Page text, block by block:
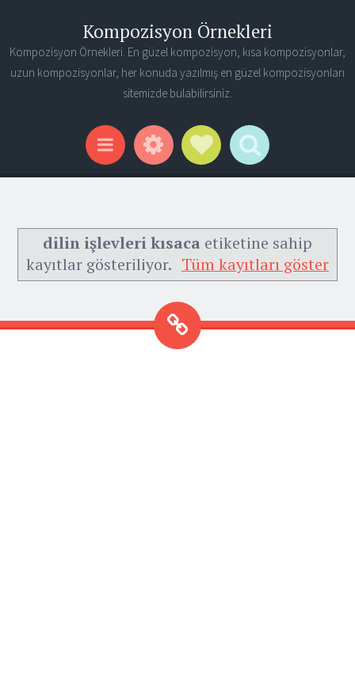
Kompozisyon Örnekleri
Kompozisyon Örnekleri. En güzel kompozisyon, kısa kompozisyonlar,
uzun kompozisyonlar, her konuda yazılmış en güzel kompozisyonları
sitemizde bulabilirsiniz.
Menu WidgetsSocial Links
Search
dilin işlevleri kısaca etiketine sahip
kayıtlar gösteriliyor. Tüm kayıtları göster